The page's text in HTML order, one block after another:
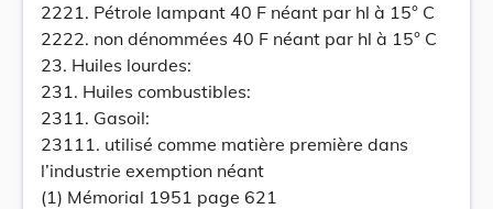
2221. Pétrole lampant 40 F néant par hl à 15° C
2222. non dénommées 40 F néant par hl à 15° C
23. Huiles lourdes:
231. Huiles combustibles:
2311. Gasoil:
23111. utilisé comme matière première dans
l’industrie exemption néant
(1) Mémorial 1951 page 621